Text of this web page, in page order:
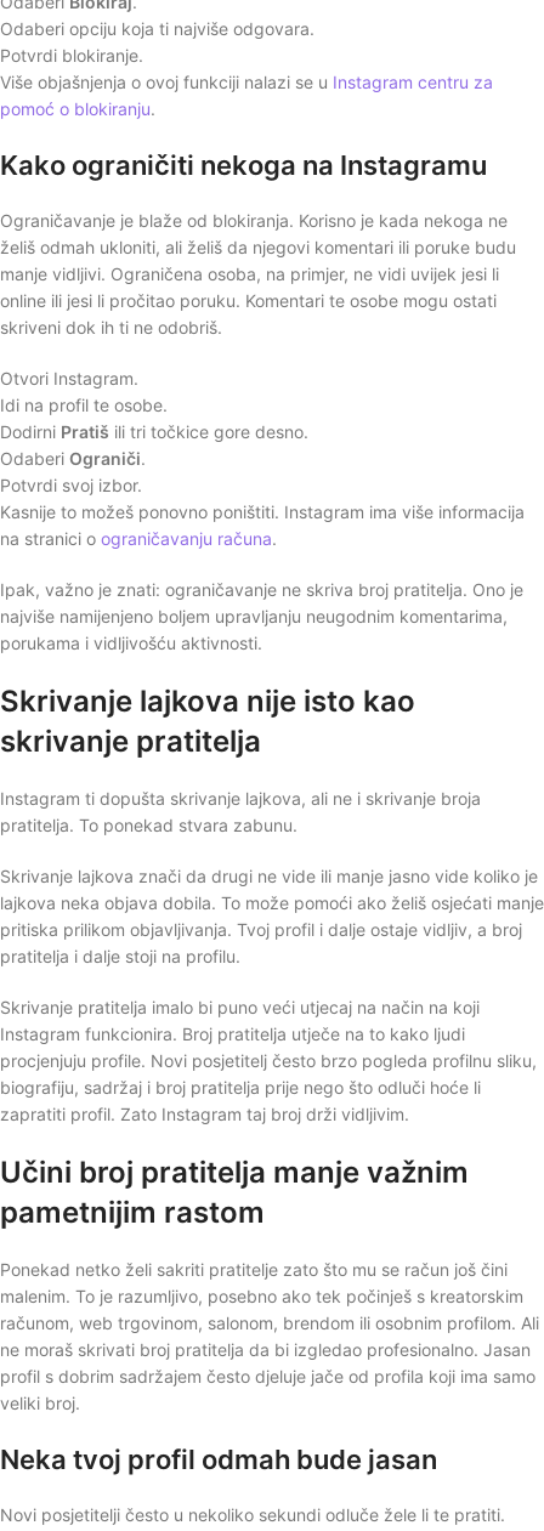
Odaberi opciju koja ti najviše odgovara.
Potvrdi blokiranje.
Više objašnjenja o ovoj funkciji nalazi se u Instagram centru za
pomoć o blokiranju.
Kako ograničiti nekoga na Instagramu
Ograničavanje je blaže od blokiranja. Korisno je kada nekoga ne
želiš odmah ukloniti, ali želiš da njegovi komentari ili poruke budu
manje vidljivi. Ograničena osoba, na primjer, ne vidi uvijek jesi li
online ili jesi li pročitao poruku. Komentari te osobe mogu ostati
skriveni dok ih ti ne odobriš.
Otvori Instagram.
Idi na profil te osobe.
Dodirni Pratiš ili tri točkice gore desno.
Odaberi Ograniči.
Potvrdi svoj izbor.
Kasnije to možeš ponovno poništiti. Instagram ima više informacija
na stranici o ograničavanju računa.
Ipak, važno je znati: ograničavanje ne skriva broj pratitelja. Ono je
najviše namijenjeno boljem upravljanju neugodnim komentarima,
porukama i vidljivošću aktivnosti.
Skrivanje lajkova nije isto kao
skrivanje pratitelja
Instagram ti dopušta skrivanje lajkova, ali ne i skrivanje broja
pratitelja. To ponekad stvara zabunu.
Skrivanje lajkova znači da drugi ne vide ili manje jasno vide koliko je
lajkova neka objava dobila. To može pomoći ako želiš osjećati manje
pritiska prilikom objavljivanja. Tvoj profil i dalje ostaje vidljiv, a broj
pratitelja i dalje stoji na profilu.
Skrivanje pratitelja imalo bi puno veći utjecaj na način na koji
Instagram funkcionira. Broj pratitelja utječe na to kako ljudi
procjenjuju profile. Novi posjetitelj često brzo pogleda profilnu sliku,
biografiju, sadržaj i broj pratitelja prije nego što odluči hoće li
zapratiti profil. Zato Instagram taj broj drži vidljivim.
Učini broj pratitelja manje važnim
pametnijim rastom
Ponekad netko želi sakriti pratitelje zato što mu se račun još čini
malenim. To je razumljivo, posebno ako tek počinješ s kreatorskim
računom, web trgovinom, salonom, brendom ili osobnim profilom. Ali
ne moraš skrivati broj pratitelja da bi izgledao profesionalno. Jasan
profil s dobrim sadržajem često djeluje jače od profila koji ima samo
veliki broj.
Neka tvoj profil odmah bude jasan
Novi posjetitelji često u nekoliko sekundi odluče žele li te pratiti.